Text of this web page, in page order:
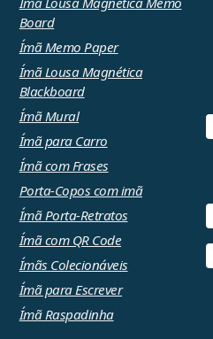
Board
Ímã Memo Paper
Ímã Lousa Magnética
Blackboard
Ímã Mural
Ímã para Carro
Ímã com Frases
Porta-Copos com imã
Ímã Porta-Retratos
Ímã com QR Code
Ímãs Colecionáveis
Ímã para Escrever
Ímã Raspadinha